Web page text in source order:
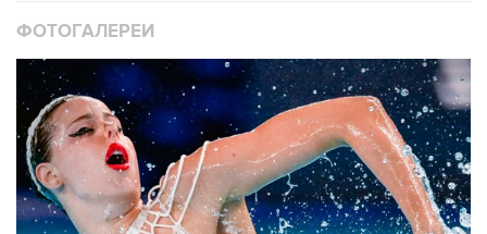
ФОТОГАЛЕРЕИ